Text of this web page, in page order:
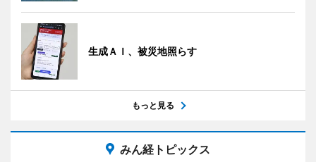
生成ＡＩ、被災地照らす
もっと見る
みん経トピックス